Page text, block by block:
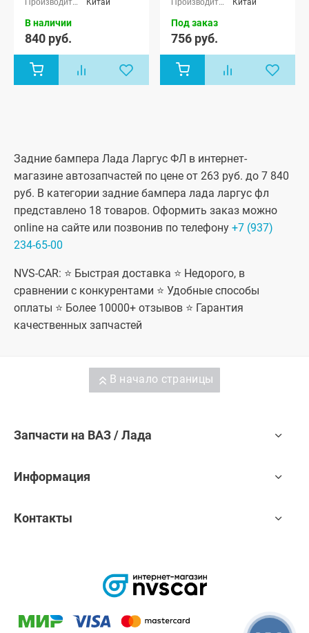
Кросс 7
мест, Лада
Ларгус FL 5
мест, Лада
Ларгус FL
Кросс 7 мест
В наличии
840 руб.
Кросс 7
мест, Лада
Ларгус FL 5
мест, Лада
Кросс 7 мест
Под заказ
756 руб.
Задние бампера Лада Ларгус ФЛ в интернет-
магазине автозапчастей по цене от 263 руб. до 7 840
руб. В категории задние бампера лада ларгус фл
представлено 18 товаров. Оформить заказ можно
online на сайте или позвонив по телефону +7 (937)
234-65-00
NVS-CAR: ⭐ Быстрая доставка ⭐ Недорого, в
сравнении с конкурентами ⭐ Удобные способы
оплаты ⭐ Более 10000+ отзывов ⭐ Гарантия
качественных запчастей
В начало страницы
Запчасти на ВАЗ / Лада
Информация
Контакты